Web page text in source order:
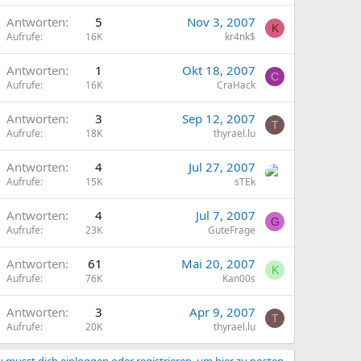
Antworten 5
Aufrufe 16K
Nov 3, 2007
kr4nk$
K
Antworten 1
Aufrufe 16K
Okt 18, 2007
CraHack
C
Antworten 3
Aufrufe 18K
Sep 12, 2007
thyrael.lu
T
Antworten 4
Aufrufe 15K
Jul 27, 2007
sTEk
Antworten 4
Aufrufe 23K
Jul 7, 2007
GuteFrage
G
Antworten 61
Aufrufe 76K
Mai 20, 2007
Kan00s
K
Antworten 3
Aufrufe 20K
Apr 9, 2007
thyrael.lu
T